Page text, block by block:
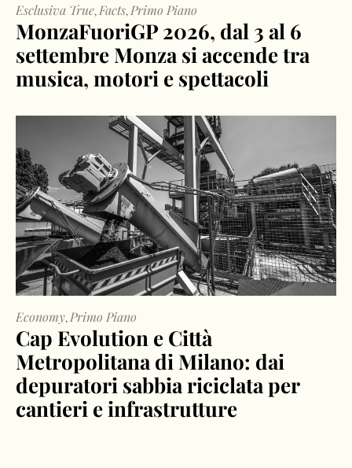
MonzaFuoriGP 2026, dal 3 al 6
settembre Monza si accende tra
musica, motori e spettacoli
Esclusiva True, Facts, Primo Piano
Cap Evolution e Città
Metropolitana di Milano: dai
depuratori sabbia riciclata per
cantieri e infrastrutture
Economy,Primo Piano